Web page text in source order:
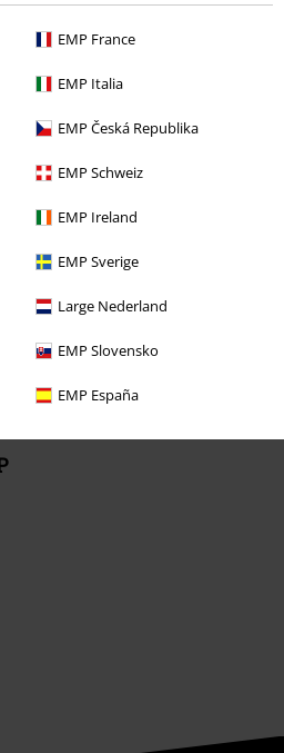
EMP France
EMP Italia
EMP Česká Republika
EMP Schweiz
EMP Ireland
EMP Sverige
Large Nederland
EMP Slovensko
EMP España
al BSC